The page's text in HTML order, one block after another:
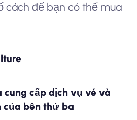
cách để bạn có thể mua
cung cấp dịch vụ vé và
của bên thứ ba